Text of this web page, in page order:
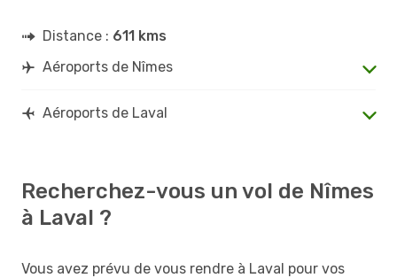
Distance : 611 kms
Aéroports de Nîmes
Aéroports de Laval
Recherchez-vous un vol de Nîmes
à Laval ?
Vous avez prévu de vous rendre à Laval pour vos